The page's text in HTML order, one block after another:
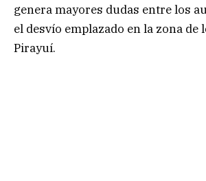
genera mayores dudas entre los
el desvío emplazado en la zona de
Pirayuí.